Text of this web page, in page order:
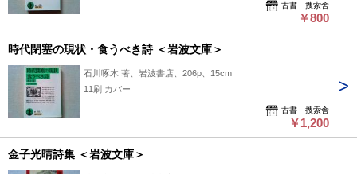
古書 捜索舎
￥800
時代閉塞の現状・食うべき詩 ＜岩波文庫＞
石川啄木 著、岩波書店、206p、15cm
11刷 カバー
古書 捜索舎
￥1,200
金子光晴詩集 ＜岩波文庫＞